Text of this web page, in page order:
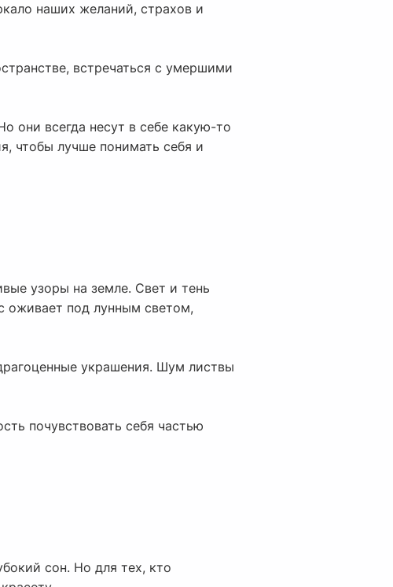
наших желаний, страхов и
встречаться с умершими
они всегда несут в себе какую-то
чтобы лучше понимать себя и
узоры на земле. Свет и тень
оживает под лунным светом,
украшения. Шум листвы
почувствовать себя частью
сон. Но для тех, кто